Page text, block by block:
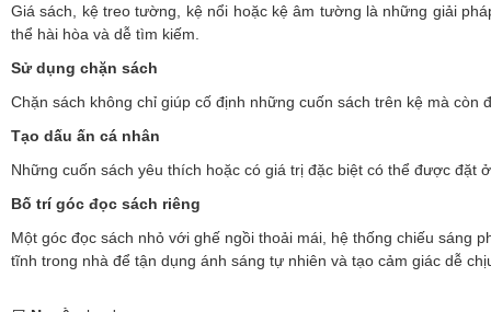
Giá sách, kệ treo tường, kệ nổi hoặc kệ âm tường là những giải
thể hài hòa và dễ tìm kiếm.
Sử dụng chặn sách
Chặn sách không chỉ giúp cố định những cuốn sách trên kệ mà
Tạo dấu ấn cá nhân
Những cuốn sách yêu thích hoặc có giá trị đặc biệt có thể được
Bố trí góc đọc sách riêng
Một góc đọc sách nhỏ với ghế ngồi thoải mái, hệ thống chiếu sáng
tĩnh trong nhà để tận dụng ánh sáng tự nhiên và tạo cảm giác dễ